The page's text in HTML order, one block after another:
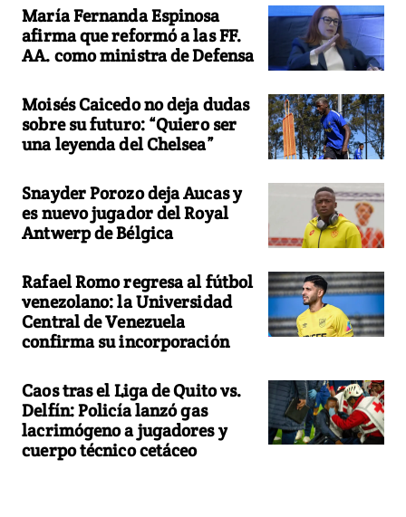
María Fernanda Espinosa
afirma que reformó a las FF.
AA. como ministra de Defensa
Moisés Caicedo no deja dudas
sobre su futuro: “Quiero ser
una leyenda del Chelsea”
Snayder Porozo deja Aucas y
es nuevo jugador del Royal
Antwerp de Bélgica
Rafael Romo regresa al fútbol
venezolano: la Universidad
Central de Venezuela
confirma su incorporación
Caos tras el Liga de Quito vs.
Delfín: Policía lanzó gas
lacrimógeno a jugadores y
cuerpo técnico cetáceo